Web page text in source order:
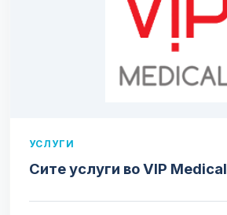
УСЛУГИ
Сите услуги во VIP Medical